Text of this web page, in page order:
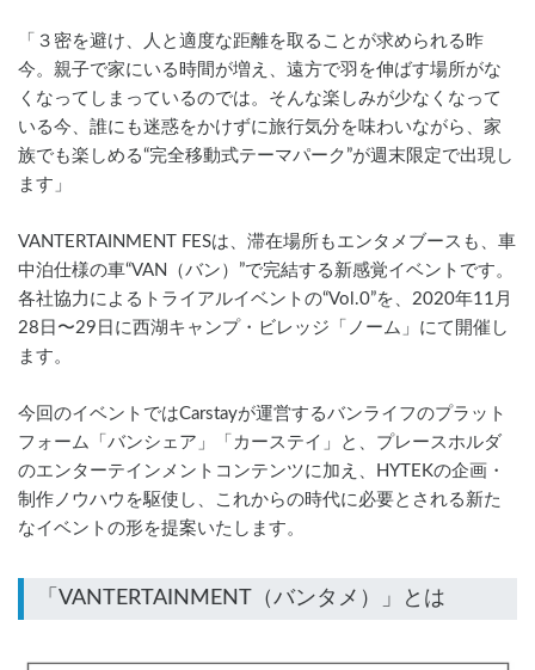
「３密を避け、人と適度な距離を取ることが求められる昨
今。親子で家にいる時間が増え、遠方で羽を伸ばす場所がな
くなってしまっているのでは。そんな楽しみが少なくなって
いる今、誰にも迷惑をかけずに旅行気分を味わいながら、家
族でも楽しめる“完全移動式テーマパーク”が週末限定で出現し
ます」
VANTERTAINMENT FESは、滞在場所もエンタメブースも、車
中泊仕様の車“VAN（バン）”で完結する新感覚イベントです。
各社協力によるトライアルイベントの“Vol.0”を、2020年11月
28日〜29日に西湖キャンプ・ビレッジ「ノーム」にて開催し
ます。
今回のイベントではCarstayが運営するバンライフのプラット
フォーム「バンシェア」「カーステイ」と、プレースホルダ
のエンターテインメントコンテンツに加え、HYTEKの企画・
制作ノウハウを駆使し、これからの時代に必要とされる新た
なイベントの形を提案いたします。